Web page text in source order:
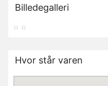
Billedegalleri
Hvor står varen